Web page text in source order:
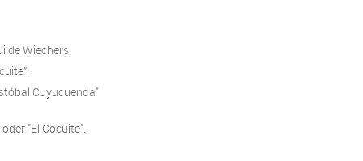
de Wiechers.
Cuyucuenda"
"El Cocuite".